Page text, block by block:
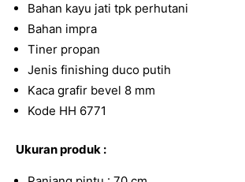
Bahan kayu jati tpk perhutani
Bahan impra
Tiner propan
Jenis finishing duco putih
Kaca grafir bevel 8 mm
Kode HH 6771
Ukuran produk :